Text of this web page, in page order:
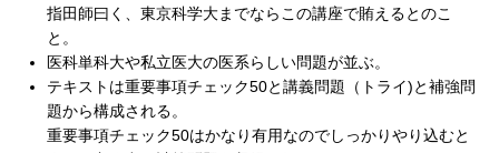
指田師曰く、東京科学大までならこの講座で賄えるとのこ
と。
医科単科大や私立医大の医系らしい問題が並ぶ。
テキストは重要事項チェック50と講義問題（トライ)と補強問
題から構成される。
重要事項チェック50はかなり有用なのでしっかりやり込むと